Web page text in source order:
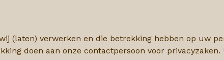
(laten) verwerken en die betrekking hebben op uw
doen aan onze contactpersoon voor